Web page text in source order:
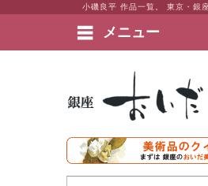
メニュー
絵画など美術品の販売と